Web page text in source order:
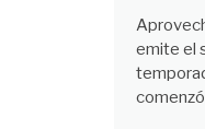
emite el